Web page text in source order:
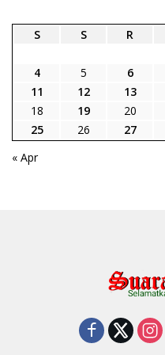
S
S R
4
5 6
11
12 13
18
19 20
25
26 27
« Apr